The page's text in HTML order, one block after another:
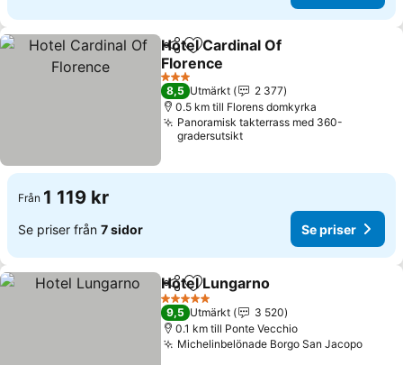
Dela Lägg till i Mina Favoriter
Hotel Cardinal Of
Florence
3 Stjärnor
8,5 Utmärkt
2 377
0.5 km till Florens domkyrka
Panoramisk takterrass med 360-
gradersutsikt
Från 1 119 kr
Se priser från 7 sidor Se priser
Dela Lägg till i Mina Favoriter
Hotel Lungarno
5 Stjärnor
9,5 Utmärkt
3 520
0.1 km till Ponte Vecchio
Michelinbelönade Borgo San Jacopo